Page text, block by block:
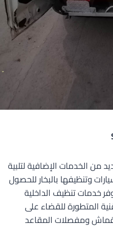
الخدمات الإضافية لتلبية
وتنظيفها بالبخار للحصول
خدمات تنظيف الداخلية
المتطورة للقضاء على
قماش ومفصلات المقاعد